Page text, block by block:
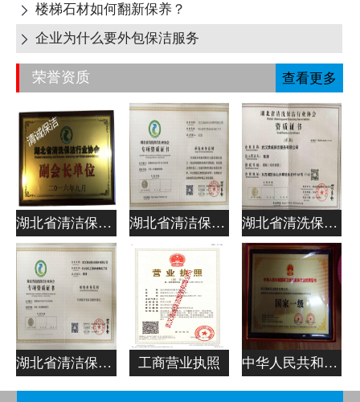
 楼梯石材如何翻新保养？
 企业为什么要外包保洁服务
荣誉资质 查看更多
湖北省清洁保洁行业协会副会长单位 湖北省清洁保洁行业协会专项资质证书 湖北省清洗保洁行业协会资质证书
湖北省清洁保洁行业协会专项资质证书 工商营业执照 中华人民共和国清洁服务企业资质证书